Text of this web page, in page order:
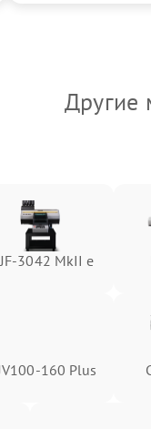
Другие
3042 MkII e
160 Plus